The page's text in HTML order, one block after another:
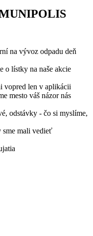
na vývoz odpadu deň
o lístky na naše akcie
len v aplikácii
mesto váš názor nás
odstávky - čo si myslíme,
sme mali vedieť